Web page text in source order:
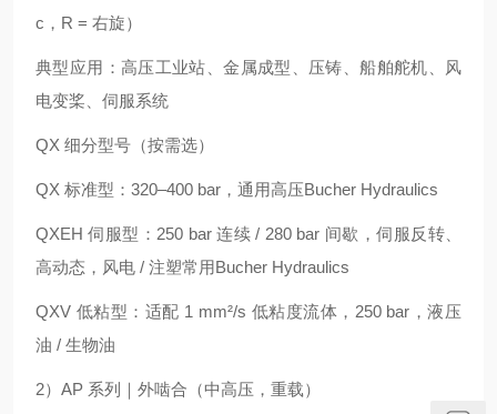
c，R = 右旋）
典型应用：高压工业站、金属成型、压铸、船舶舵机、风
电变桨、伺服系统
QX 细分型号（按需选）
QX 标准型：320–400 bar，通用高压Bucher Hydraulics
QXEH 伺服型：250 bar 连续 / 280 bar 间歇，伺服反转、
高动态，风电 / 注塑常用Bucher Hydraulics
QXV 低粘型：适配 1 mm²/s 低粘度流体，250 bar，液压
油 / 生物油
2）AP 系列｜外啮合（中高压，重载）